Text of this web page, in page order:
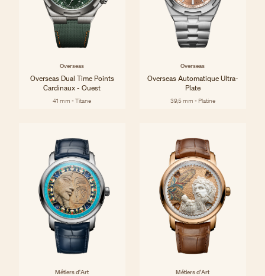
Overseas
Overseas Dual Time Points
Cardinaux - Ouest
41 mm - Titane
Overseas
Overseas Automatique Ultra-
Plate
39,5 mm - Platine
Métiers d'Art Métiers d'Art